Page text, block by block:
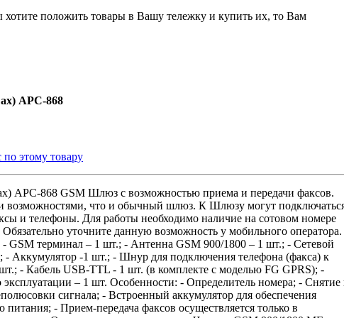
положить товары в Вашу тележку и купить их, то Вам
АРС-868
по этому товару
АРС-868 GSM Шлюз с возможностью приема и передачи факсов.
возможностями, что и обычный шлюз. К Шлюзу могут
и телефоны. Для работы необходимо наличие на сотовом номере
уточните данную возможность у мобильного оператора.
GSM терминал – 1 шт.; - Антенна GSM 900/1800 – 1 шт.; - Сетевой
- Аккумулятор -1 шт.; - Шнур для подключения телефона (факса) к
- Кабель USB-TTL - 1 шт. (в комплекте с моделью FG GPRS); -
– 1 шт. Особенности: - Определитель номера; - Снятие
сигнала; - Встроенный аккумулятор для обеспечения
питания; - Прием-передача факсов осуществляется только в